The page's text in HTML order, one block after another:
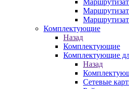
Комплектующие
Назад
Комплектующие
Комплектующие
Назад
Сетевые